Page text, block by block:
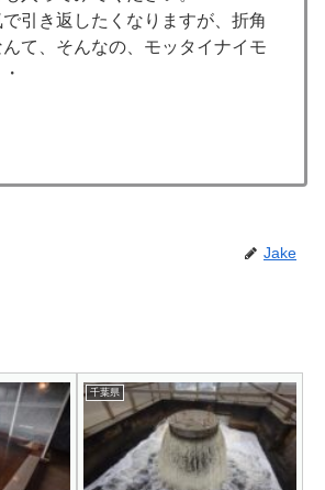
引き返したくなりますが、折角
て、そんなの、モッタイナイモ
Jake
千葉県